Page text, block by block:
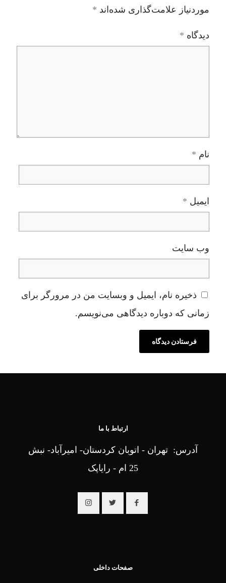
موردنیاز علامت‌گذاری شده‌اند *
دیدگاه *
نام *
ایمیل *
وب‌ سایت
ذخیره نام، ایمیل و وبسایت من در مرورگر برای
زمانی که دوباره دیدگاهی می‌نویسم.
ارتباط با ما
آدرس: تهران - اتوبان کردستان- امیرآباد- نبش
25 ام - رایاپک
صفحات داخلی